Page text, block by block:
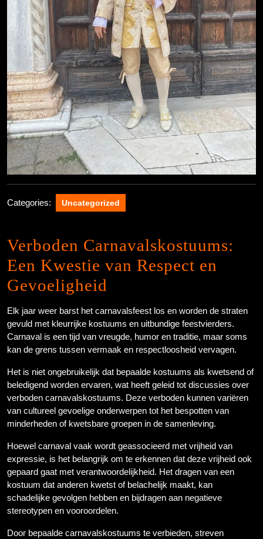
Categories: Uncategorized
Verboden Carnavalskostuums:
Een Kwestie van Respect en
Gevoeligheid
Elk jaar weer barst het carnavalsfeest los en worden de straten
gevuld met kleurrijke kostuums en uitbundige feestvierders.
Carnaval is een tijd van vreugde, humor en traditie, maar soms
kan de grens tussen vermaak en respectloosheid vervagen.
Het is niet ongebruikelijk dat bepaalde kostuums als kwetsend of
beledigend worden ervaren, wat heeft geleid tot discussies over
verboden carnavalskostuums. Deze verboden kunnen variëren
van cultureel gevoelige onderwerpen tot het bespotten van
minderheden of kwetsbare groepen in de samenleving.
Hoewel carnaval vaak wordt geassocieerd met vrijheid van
expressie, is het belangrijk om te erkennen dat deze vrijheid ook
gepaard gaat met verantwoordelijkheid. Het dragen van een
kostuum dat anderen kwetst of belachelijk maakt, kan
schadelijke gevolgen hebben en bijdragen aan negatieve
stereotypen en vooroordelen.
Door bepaalde carnavalskostuums te verbieden, streven